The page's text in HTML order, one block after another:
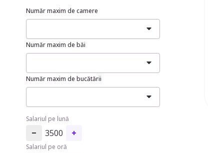
Număr maxim de camere
Număr maxim de băi
Număr maxim de bucătării
Salariul pe lună
3500
Salariul pe oră